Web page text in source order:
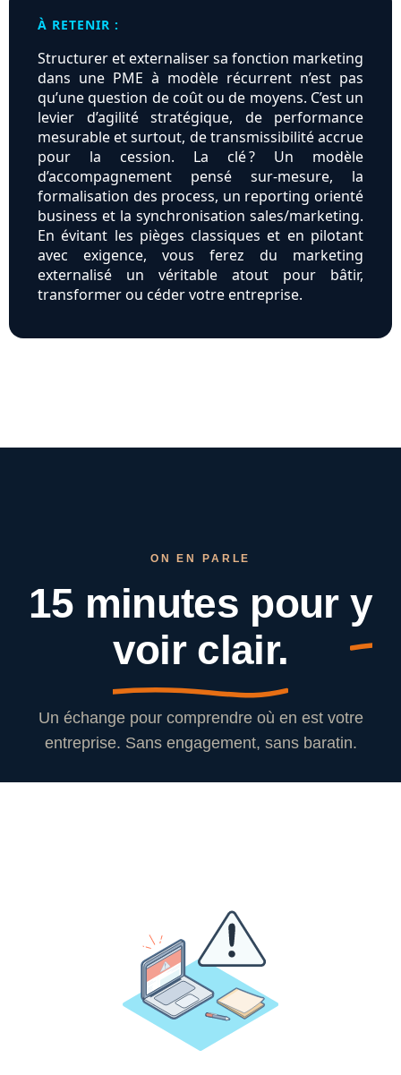
À RETENIR :
Structurer et externaliser sa fonction marketing
dans une PME à modèle récurrent n’est pas
qu’une question de coût ou de moyens. C’est un
levier d’agilité stratégique, de performance
mesurable et surtout, de transmissibilité accrue
pour la cession. La clé ? Un modèle
d’accompagnement pensé sur-mesure, la
formalisation des process, un reporting orienté
business et la synchronisation sales/marketing.
En évitant les pièges classiques et en pilotant
avec exigence, vous ferez du marketing
externalisé un véritable atout pour bâtir,
transformer ou céder votre entreprise.
ON EN PARLE
15 minutes pour y
voir clair.
Un échange pour comprendre où en est votre
entreprise. Sans engagement, sans baratin.